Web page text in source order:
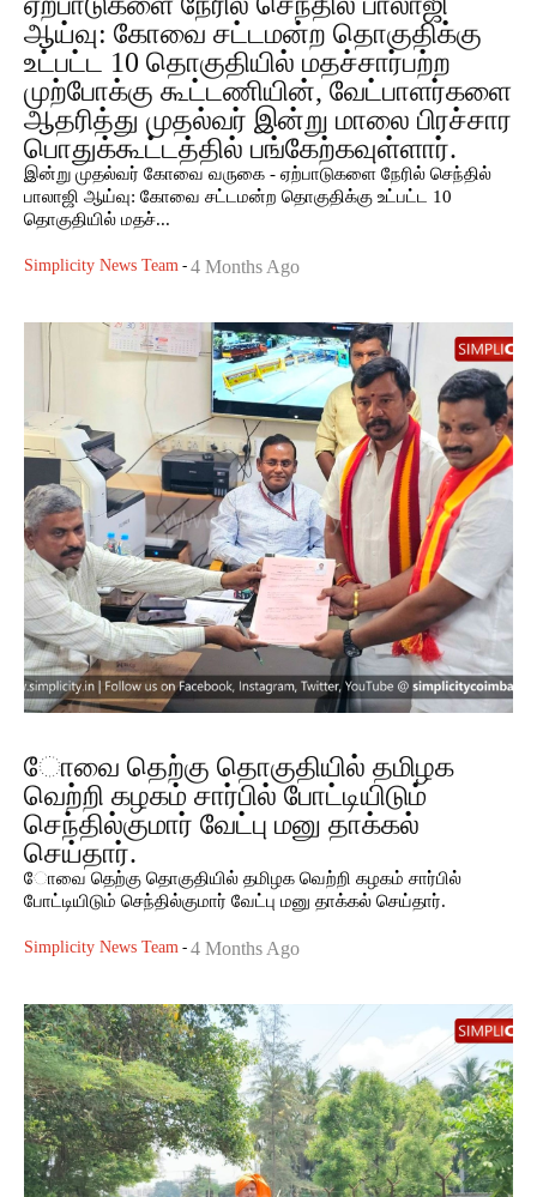
ஆய்வு: கோவை சட்டமன்ற தொகுதிக்கு
உட்பட்ட 10 தொகுதியில் மதச்சார்பற்ற
முற்போக்கு கூட்டணியின், வேட்பாளர்களை
ஆதரித்து முதல்வர் இன்று மாலை பிரச்சார
பொதுக்கூட்டத்தில் பங்கேற்கவுள்ளார்.
இன்று முதல்வர் கோவை வருகை - ஏற்பாடுகளை நேரில் செந்தில்
பாலாஜி ஆய்வு: கோவை சட்டமன்ற தொகுதிக்கு உட்பட்ட 10
தொகுதியில் மதச்...
Simplicity News Team - 4 Months Ago
ோவை தெற்கு தொகுதியில் தமிழக
வெற்றி கழகம் சார்பில் போட்டியிடும்
செந்தில்குமார் வேட்பு மனு தாக்கல்
செய்தார்.
ோவை தெற்கு தொகுதியில் தமிழக வெற்றி கழகம் சார்பில்
போட்டியிடும் செந்தில்குமார் வேட்பு மனு தாக்கல் செய்தார்.
Simplicity News Team - 4 Months Ago